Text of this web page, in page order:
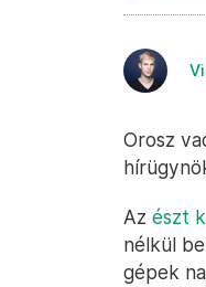
Orosz
Az észt
nélkül
gépek